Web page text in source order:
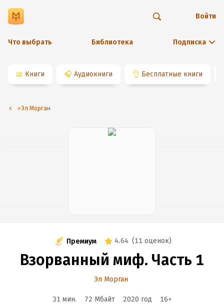
Что выбрать Библиотека Подписка
Войти
📖 Книги 🎧 Аудиокниги 👌 Бесплатные книги
⭐️Эл Морган
Премиум 4.64 (11 оценок)
Взорванный миф. Часть 1
Эл Морган
31 мин. 72 Мбайт 2020 год 16+